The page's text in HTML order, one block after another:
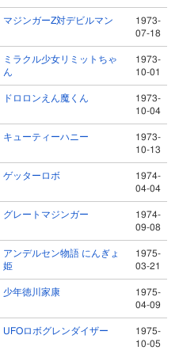
マジンガーZ対デビルマン
1973-
07-18
ミラクル少女リミットちゃ
ん
1973-
10-01
ドロロンえん魔くん
1973-
10-04
キューティーハニー
1973-
10-13
ゲッターロボ
1974-
04-04
グレートマジンガー
1974-
09-08
アンデルセン物語 にんぎょ
姫
1975-
03-21
少年徳川家康
1975-
04-09
UFOロボグレンダイザー
1975-
10-05